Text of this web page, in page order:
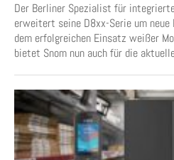
Der Berliner Spezialist für
erweitert seine D8xx-Serie um neue
dem erfolgreichen Einsatz weißer
bietet Snom nun auch für die